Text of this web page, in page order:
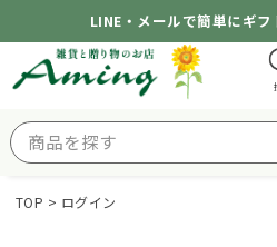
LINE・メールで簡単にギフ
TOP ログイン